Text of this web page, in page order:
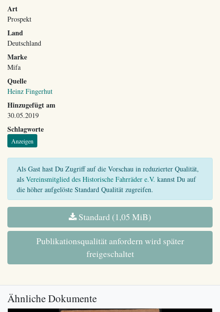
Art
Prospekt
Land
Deutschland
Marke
Mifa
Quelle
Heinz Fingerhut
Hinzugefügt am
30.05.2019
Schlagworte
Anzeigen
Als Gast hast Du Zugriff auf die Vorschau in reduzierter Qualität,
als Vereinsmitglied des Historische Fahrräder e.V. kannst Du auf
die höher aufgelöste Standard Qualität zugreifen.
Standard (1,05 MiB)
Publikationsqualität anfordern wird später
freigeschaltet
Ähnliche Dokumente